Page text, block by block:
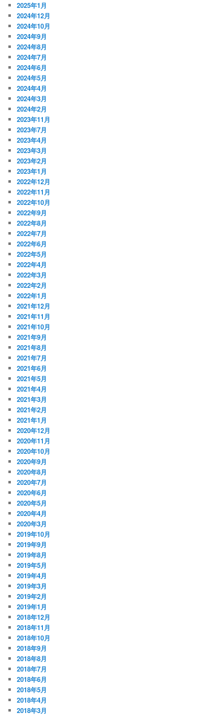
2025年1月
2024年12月
2024年10月
2024年9月
2024年8月
2024年7月
2024年6月
2024年5月
2024年4月
2024年3月
2024年2月
2023年11月
2023年7月
2023年4月
2023年3月
2023年2月
2023年1月
2022年12月
2022年11月
2022年10月
2022年9月
2022年8月
2022年7月
2022年6月
2022年5月
2022年4月
2022年3月
2022年2月
2022年1月
2021年12月
2021年11月
2021年10月
2021年9月
2021年8月
2021年7月
2021年6月
2021年5月
2021年4月
2021年3月
2021年2月
2021年1月
2020年12月
2020年11月
2020年10月
2020年9月
2020年8月
2020年7月
2020年6月
2020年5月
2020年4月
2020年3月
2019年10月
2019年9月
2019年8月
2019年5月
2019年4月
2019年3月
2019年2月
2019年1月
2018年12月
2018年11月
2018年10月
2018年9月
2018年8月
2018年7月
2018年6月
2018年5月
2018年4月
2018年3月